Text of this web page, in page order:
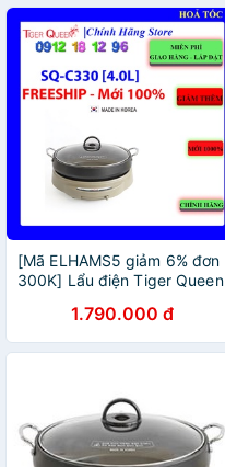
[Mã ELHAMS5 giảm 6% đơn
300K] Lẩu điện Tiger Queen
1.790.000 đ